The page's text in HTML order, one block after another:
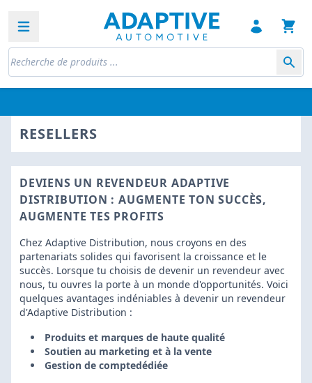
Open sidebar
RESELLERS
DEVIENS UN REVENDEUR ADAPTIVE
DISTRIBUTION : AUGMENTE TON SUCCÈS,
AUGMENTE TES PROFITS
Chez Adaptive Distribution, nous croyons en des
partenariats solides qui favorisent la croissance et le
succès. Lorsque tu choisis de devenir un revendeur avec
nous, tu ouvres la porte à un monde d'opportunités. Voici
quelques avantages indéniables à devenir un revendeur
d'Adaptive Distribution :
Produits et marques de haute qualité
Soutien au marketing et à la vente
Gestion de comptedédiée